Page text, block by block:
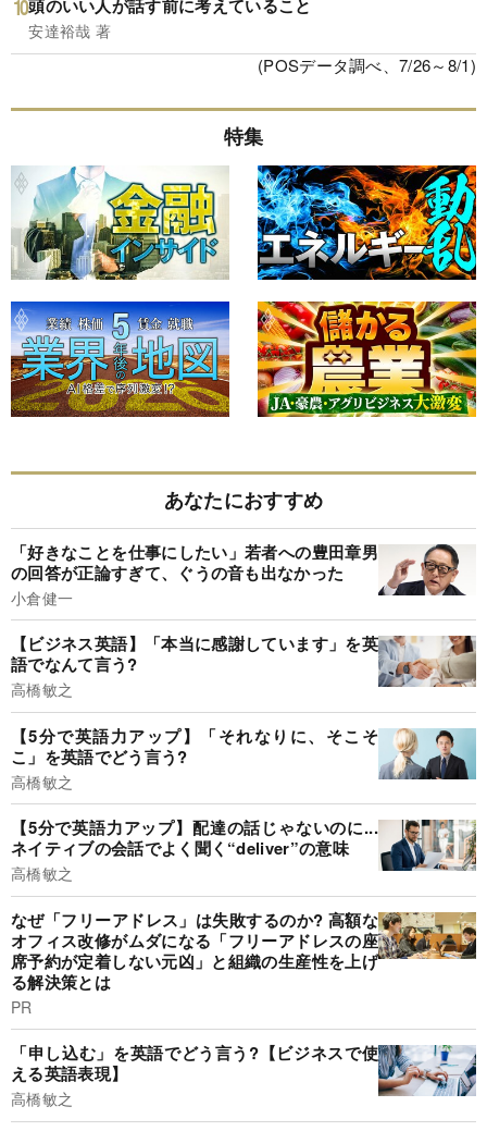
頭のいい人が話す前に考えていること
安達裕哉 著
(POSデータ調べ、7/26～8/1)
特集
あなたにおすすめ
「好きなことを仕事にしたい」若者への豊田章男
の回答が正論すぎて、ぐうの音も出なかった
小倉健一
【ビジネス英語】「本当に感謝しています」を英
語でなんて言う?
高橋敏之
【5分で英語力アップ】「それなりに、そこそ
こ」を英語でどう言う?
高橋敏之
【5分で英語力アップ】配達の話じゃないのに...
ネイティブの会話でよく聞く“deliver”の意味
高橋敏之
なぜ「フリーアドレス」は失敗するのか? 高額な
オフィス改修がムダになる「フリーアドレスの座
席予約が定着しない元凶」と組織の生産性を上げ
る解決策とは
PR
「申し込む」を英語でどう言う?【ビジネスで使
える英語表現】
高橋敏之